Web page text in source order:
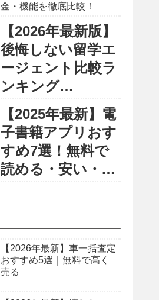
金・機能を徹底比較！
【2026年最新版】
後悔しない留学エ
ージェント比較ラ
ンキング
〜円安・物価高に
負けない賢い留学
選び〜
【2025年最新】電
子書籍アプリおす
すめ7選！無料で
読める・安い・使
【2026年最新】車一括査定
おすすめ5選｜無料で高く
売る